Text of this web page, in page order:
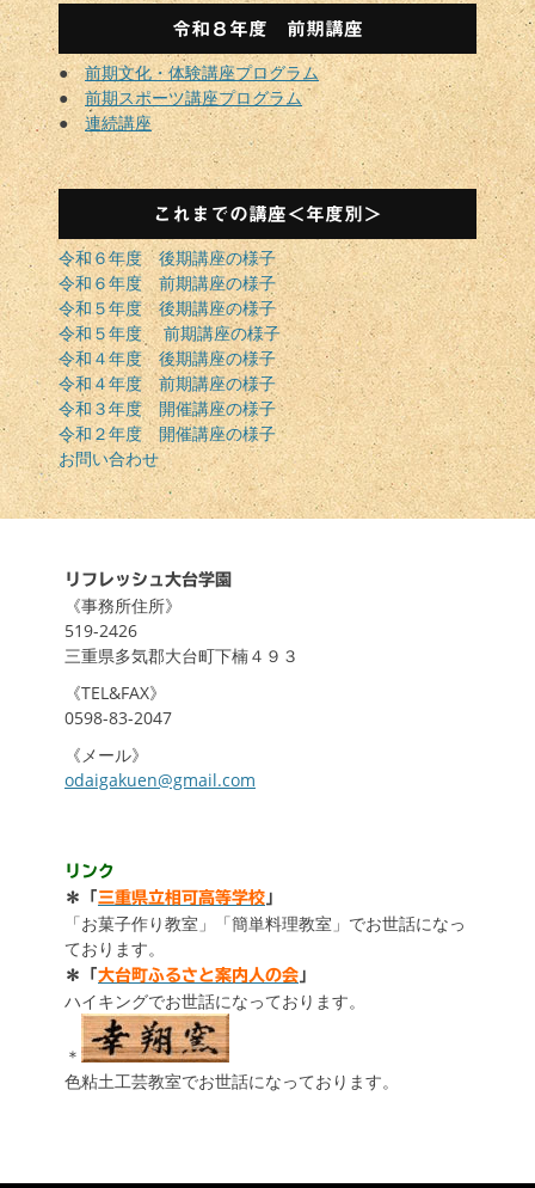
令和８年度 前期講座
●前期文化・体験講座プログラム
●前期スポーツ講座プログラム
●連続講座
これまでの講座＜年度別＞
令和６年度 後期講座の様子
令和６年度 前期講座の様子
令和５年度 後期講座の様子
令和５年度 前期講座の様子
令和４年度 後期講座の様子
令和４年度 前期講座の様子
令和３年度 開催講座の様子
令和２年度 開催講座の様子
お問い合わせ
リフレッシュ大台学園
《事務所住所》
519-2426
三重県多気郡大台町下楠４９３
《TEL&FAX》
0598-83-2047
《メール》
odaigakuen@gmail.com
リンク
＊「三重県立相可高等学校 」
「お菓子作り教室」「簡単料理教室」でお世話になっ
ております。
＊「大台町ふるさと案内人の会 」
ハイキングでお世話になっております。
＊
色粘土工芸教室でお世話になっております。